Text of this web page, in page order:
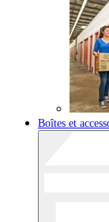
Boîtes et